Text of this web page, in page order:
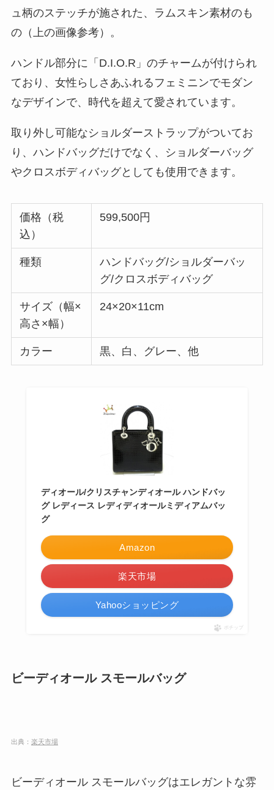
ュ柄のステッチが施された、ラムスキン素材のも
の（上の画像参考）。
ハンドル部分に「D.I.O.R」のチャームが付けられ
ており、女性らしさあふれるフェミニンでモダン
なデザインで、時代を超えて愛されています。
取り外し可能なショルダーストラップがついてお
り、ハンドバッグだけでなく、ショルダーバッグ
やクロスボディバッグとしても使用できます。
価格（税
込）
599,500円
種類
ハンドバッグ/ショルダーバッ
グ/クロスボディバッグ
サイズ（幅×
高さ×幅）
24×20×11cm
カラー 黒、白、グレー、他
ディオール/クリスチャンディオール ハンドバッ
グ レディース レディディオールミディアムバッ
グ
Amazon
楽天市場
Yahooショッピング
ポチップ
ビーディオール スモールバッグ
出典： 楽天市場
ビーディオール スモールバッグはエレガントな雰